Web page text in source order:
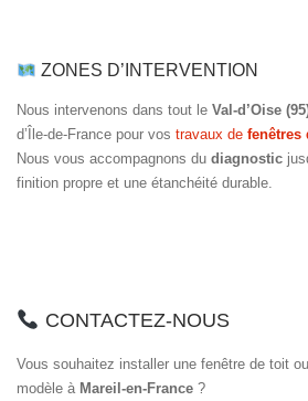
ZONES D’INTERVENTION
Nous intervenons dans tout le Val-d’Oise
d’Île-de-France pour vos travaux de fenêtres
Nous vous accompagnons du diagnostic
finition propre et une étanchéité durable.
CONTACTEZ-NOUS
Vous souhaitez installer une fenêtre de toit
modèle à Mareil-en-France ?